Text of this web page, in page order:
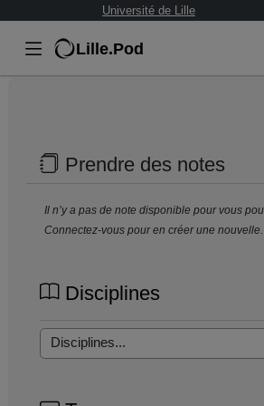
Université de Lille
Lille.Pod
Prendre des notes
Il n’y a pas de note disponible pour vous
Connectez-vous pour en créer une nouvelle.
Disciplines